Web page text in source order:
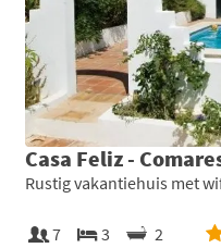
Casa Feliz -
Rustig vakantiehuis met
7 3
2